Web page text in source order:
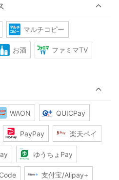
マルチコピー
お酒 ファミマTV
WAON QUICPay
PayPay 楽天ペイ
ゆうちょPay
支付宝/Alipay+